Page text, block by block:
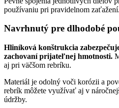
používaniu pri pravidelnom zaťažení.
Navrhnutý pre dlhodobé
Hliníková konštrukcia
zachovaní prijateľnej hmotnosti.
aj pri väčšom rebríku.
Materiál je odolný voči korózii a
rebrík môžete využívať aj v
údržby.